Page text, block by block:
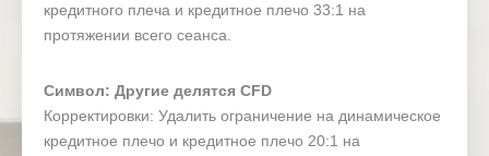
кредитного плеча и кредитное плечо 33:1 на
протяжении всего сеанса.
Символ: Другие делятся CFD
Корректировки: Удалить ограничение на динамическое
кредитное плечо и кредитное плечо 20:1 на